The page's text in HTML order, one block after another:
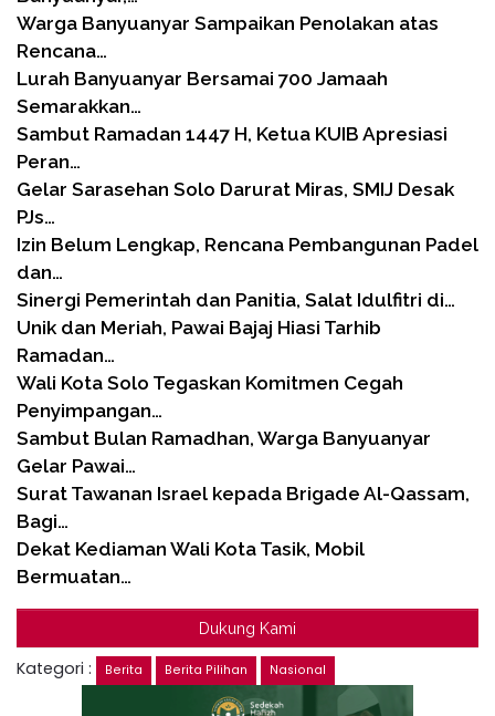
Warga Banyuanyar Sampaikan Penolakan atas
Rencana…
Lurah Banyuanyar Bersamai 700 Jamaah
Semarakkan…
Sambut Ramadan 1447 H, Ketua KUIB Apresiasi
Peran…
Gelar Sarasehan Solo Darurat Miras, SMIJ Desak
PJs…
Izin Belum Lengkap, Rencana Pembangunan Padel
dan…
Sinergi Pemerintah dan Panitia, Salat Idulfitri di…
Unik dan Meriah, Pawai Bajaj Hiasi Tarhib
Ramadan…
Wali Kota Solo Tegaskan Komitmen Cegah
Penyimpangan…
Sambut Bulan Ramadhan, Warga Banyuanyar
Gelar Pawai…
Surat Tawanan Israel kepada Brigade Al-Qassam,
Bagi…
Dekat Kediaman Wali Kota Tasik, Mobil
Bermuatan…
Dukung Kami
Kategori : Berita Berita Pilihan Nasional